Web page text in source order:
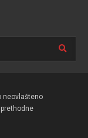
neovlašteno